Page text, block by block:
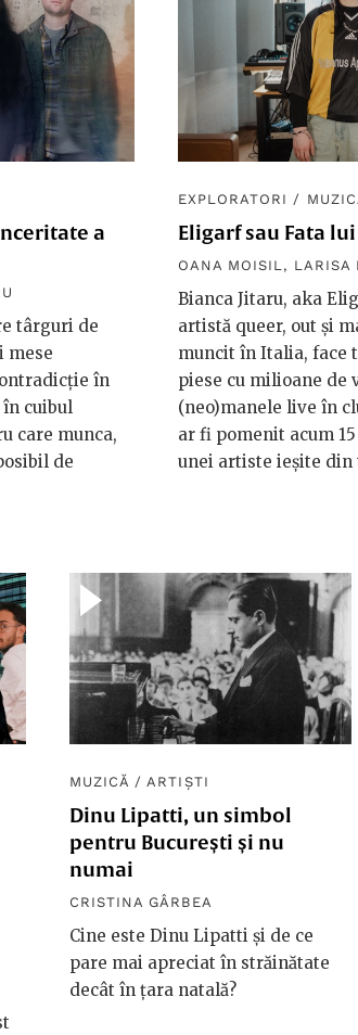
a
târguri de
mese
în
cuibul
care munca,
de
EXPLORATORI /
Eligarf sau Fata
OANA MOISIL , LARISA
Bianca Jitaru, aka
artistă queer, out și
muncit în Italia, face
piese cu milioane de
(neo)manele live în
ar fi pomenit acum
unei artiste ieșite din
MUZICĂ /ARTIȘTI
Dinu Lipatti, un simbol
pentru București și nu
numai
CRISTINA GÂRBEA
Cine este Dinu Lipatti și de ce
pare mai apreciat în străinătate
decât în țara natală?